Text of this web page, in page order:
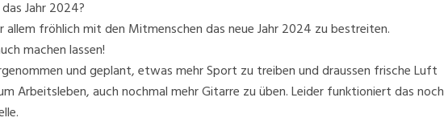
Jahr 2024?
allem fröhlich mit den Mitmenschen das neue Jahr 2024 zu bestreiten.
machen lassen!
und geplant, etwas mehr Sport zu treiben und draussen frische Luft
Arbeitsleben, auch nochmal mehr Gitarre zu üben. Leider funktioniert das noch